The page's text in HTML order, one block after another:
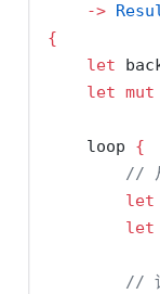
->
{
let
let mut
loop
{
//
let
let
//